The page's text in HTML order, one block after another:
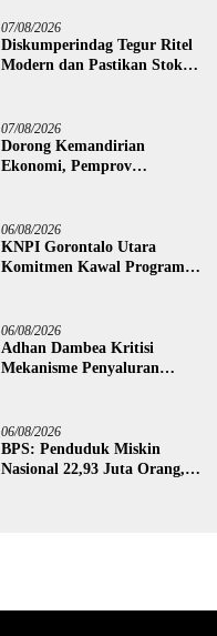
07/08/2026
Diskumperindag Tegur Ritel
Modern dan Pastikan Stok
07/08/2026
Dorong Kemandirian
Ekonomi, Pemprov
untuk 395 Pelaku Usaha
06/08/2026
KNPI Gorontalo Utara
Komitmen Kawal Program
06/08/2026
Adhan Dambea Kritisi
Mekanisme Penyaluran
06/08/2026
BPS: Penduduk Miskin
Nasional 22,93 Juta Orang,